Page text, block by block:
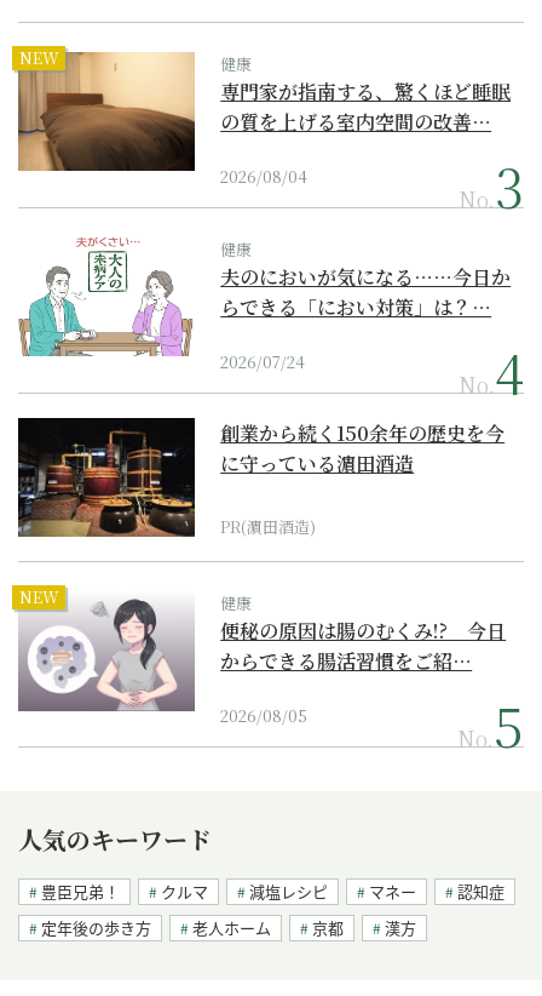
NEW 健康
専門家が指南する、驚くほど睡眠
の質を上げる室内空間の改善…
2026/08/04
No.
健康
夫のにおいが気になる……今日か
らできる「におい対策」は？…
2026/07/24
No.
創業から続く150余年の歴史を今
に守っている濵田酒造
PR(濵田酒造)
NEW 健康
便秘の原因は腸のむくみ!? 今日
からできる腸活習慣をご紹…
2026/08/05
No.
人気のキーワード
豊臣兄弟！ クルマ 減塩レシピ マネー
認知症
定年後の歩き方
老人ホーム 京都 漢方